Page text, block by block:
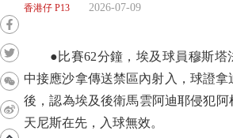
香港仔 P13 2026-07-09
●比賽62分鐘，埃及球員穆斯塔
中接應沙拿傳送禁區內射入，球證
後，認為埃及後衛馬雲阿迪耶侵犯
天尼斯在先，入球無效。